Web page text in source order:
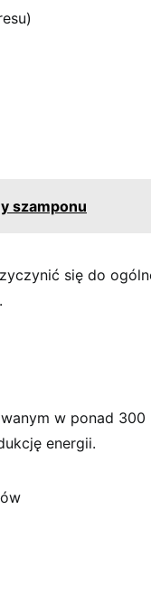
szamponu
się do
w ponad 300
energii.